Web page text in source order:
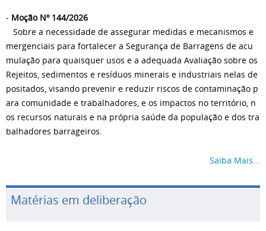
- Moção Nº 144/2026
Sobre a necessidade de assegurar medidas e mecanismos e
mergenciais para fortalecer a Segurança de Barragens de acu
mulação para quaisquer usos e a adequada Avaliação sobre os
Rejeitos, sedimentos e resíduos minerais e industriais nelas de
positados, visando prevenir e reduzir riscos de contaminação p
ara comunidade e trabalhadores, e os impactos no território, n
os recursos naturais e na própria saúde da população e dos tra
balhadores barrageiros.
Saiba Mais...
Matérias em deliberação